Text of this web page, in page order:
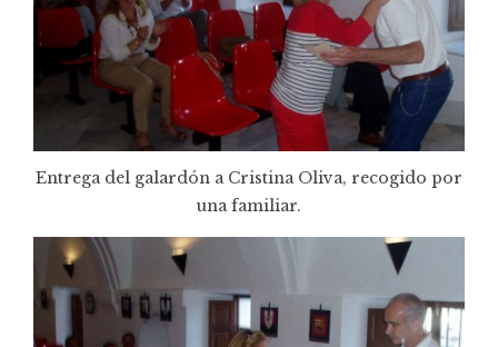
Entrega del galardón a Cristina Oliva, recogido por
una familiar.